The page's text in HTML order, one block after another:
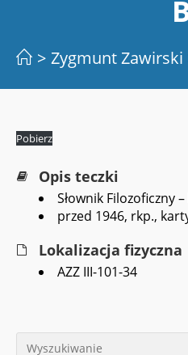
> Zygmunt Zawirski
Pobierz
Opis teczki
Słownik Filozoficzny
przed 1946, rkp.,
Lokalizacja fizyczna
AZZ III-101-34